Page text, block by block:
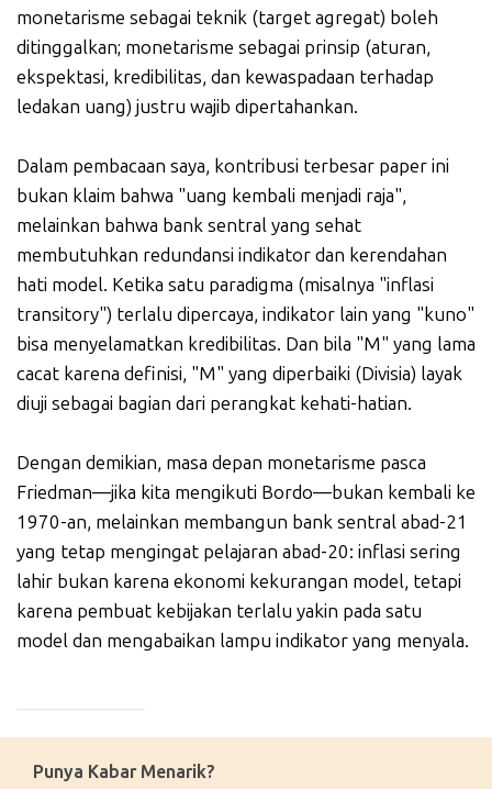
monetarisme sebagai teknik (target agregat) boleh
ditinggalkan; monetarisme sebagai prinsip (aturan,
ekspektasi, kredibilitas, dan kewaspadaan terhadap
ledakan uang) justru wajib dipertahankan.
Dalam pembacaan saya, kontribusi terbesar paper ini
bukan klaim bahwa "uang kembali menjadi raja",
melainkan bahwa bank sentral yang sehat
membutuhkan redundansi indikator dan kerendahan
hati model. Ketika satu paradigma (misalnya "inflasi
transitory") terlalu dipercaya, indikator lain yang "kuno"
bisa menyelamatkan kredibilitas. Dan bila "M" yang lama
cacat karena definisi, "M" yang diperbaiki (Divisia) layak
diuji sebagai bagian dari perangkat kehati-hatian.
Dengan demikian, masa depan monetarisme pasca
Friedman—jika kita mengikuti Bordo—bukan kembali ke
1970-an, melainkan membangun bank sentral abad-21
yang tetap mengingat pelajaran abad-20: inflasi sering
lahir bukan karena ekonomi kekurangan model, tetapi
karena pembuat kebijakan terlalu yakin pada satu
model dan mengabaikan lampu indikator yang menyala.
Punya Kabar Menarik?